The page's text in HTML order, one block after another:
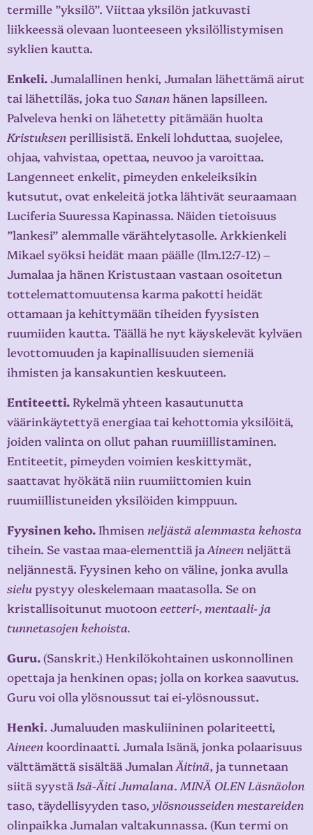
termille ”yksilö”. Viittaa yksilön jatkuvasti
liikkeessä olevaan luonteeseen yksilöllistymisen
syklien kautta.
Enkeli.Jumalallinen henki, Jumalan lähettämä airut
tai lähettiläs, joka tuoSananhänen lapsilleen.
Palveleva henki on lähetetty pitämään huolta
Kristuksen perillisistä. Enkeli lohduttaa, suojelee,
ohjaa, vahvistaa, opettaa, neuvoo ja varoittaa.
Langenneet enkelit, pimeyden enkeleiksikin
kutsutut, ovat enkeleitä jotka lähtivät seuraamaan
Luciferia Suuressa Kapinassa. Näiden tietoisuus
”lankesi” alemmalle värähtelytasolle. Arkkienkeli
Mikael syöksi heidät maan päälle (Ilm.12:7-12) –
Jumalaa ja hänen Kristustaan vastaan osoitetun
tottelemattomuutensa karma pakotti heidät
ottamaan ja kehittymään tiheiden fyysisten
ruumiiden kautta. Täällä he nyt käyskelevät kylväen
levottomuuden ja kapinallisuuden siemeniä
ihmisten ja kansakuntien keskuuteen.
Entiteetti.Rykelmä yhteen kasautunutta
väärinkäytettyä energiaa tai kehottomia yksilöitä,
joiden valinta on ollut pahan ruumiillistaminen.
Entiteetit, pimeyden voimien keskittymät,
saattavat hyökätä niin ruumiittomien kuin
ruumiillistuneiden yksilöiden kimppuun.
Fyysinen keho.Ihmisen neljästä alemmasta kehosta
tihein. Se vastaa maa-elementtiä jaAineen neljättä
neljännestä. Fyysinen keho on väline, jonka avulla
sielu pystyy oleskelemaan maatasolla. Se on
kristallisoitunut muotoon eetteri-, mentaali- ja
tunnetasojenkehoista.
Guru.(Sanskrit.) Henkilökohtainen uskonnollinen
opettaja ja henkinen opas; jolla on korkea saavutus.
Guru voi olla ylösnoussut tai ei-ylösnoussut.
Henki. Jumaluuden maskuliininen polariteetti,
Aineenkoordinaatti. Jumala Isänä, jonka polaarisuus
välttämättä sisältää Jumalan Äitinä, ja tunnetaan
siitä syystä Isä-Äiti Jumalana. MINÄ OLEN Läsnäolon
taso, täydellisyyden taso, ylösnousseiden mestareiden
olinpaikka Jumalan valtakunnassa. (Kun termi on